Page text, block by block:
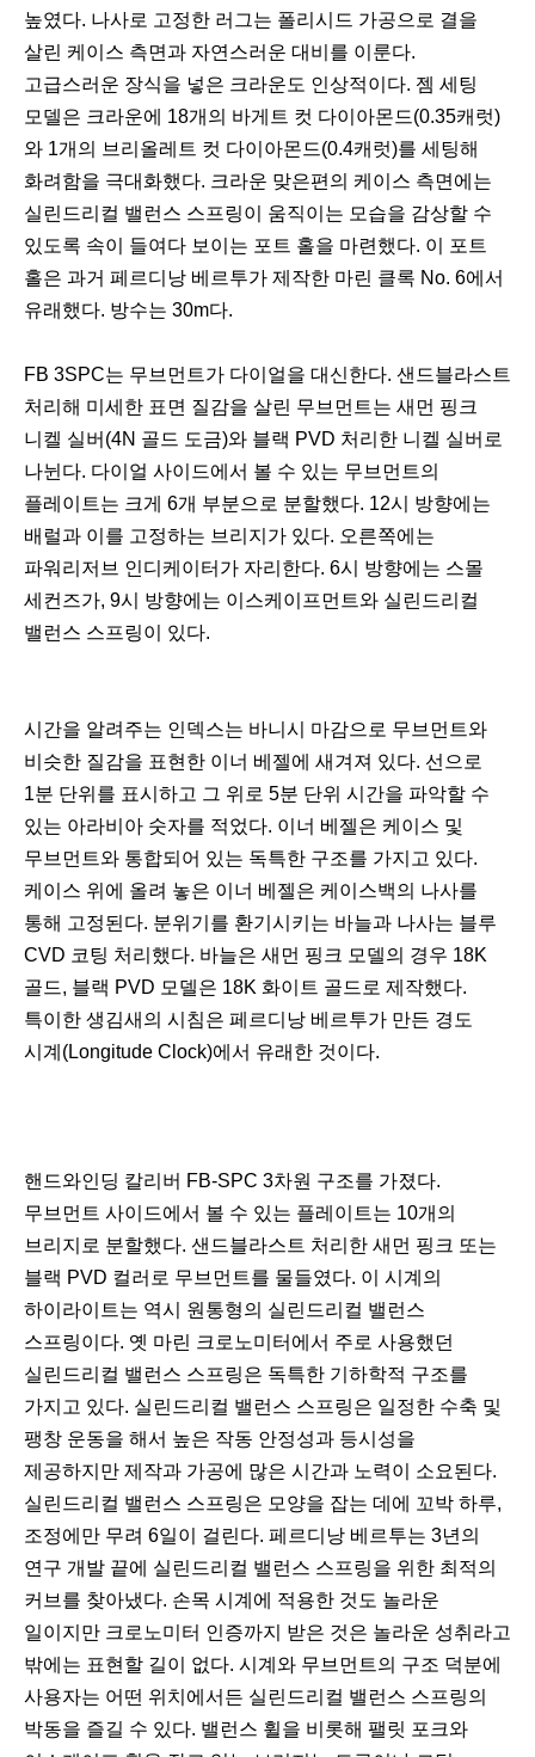
높였다. 나사로 고정한 러그는 폴리시드 가공으로 결을
살린 케이스 측면과 자연스러운 대비를 이룬다.
고급스러운 장식을 넣은 크라운도 인상적이다. 젬 세팅
모델은 크라운에 18개의 바게트 컷 다이아몬드(0.35캐럿)
와 1개의 브리올레트 컷 다이아몬드(0.4캐럿)를 세팅해
화려함을 극대화했다. 크라운 맞은편의 케이스 측면에는
실린드리컬 밸런스 스프링이 움직이는 모습을 감상할 수
있도록 속이 들여다 보이는 포트 홀을 마련했다. 이 포트
홀은 과거 페르디낭 베르투가 제작한 마린 클록 No. 6에서
유래했다. 방수는 30m다.
FB 3SPC는 무브먼트가 다이얼을 대신한다. 샌드블라스트
처리해 미세한 표면 질감을 살린 무브먼트는 새먼 핑크
니켈 실버(4N 골드 도금)와 블랙 PVD 처리한 니켈 실버로
나뉜다. 다이얼 사이드에서 볼 수 있는 무브먼트의
플레이트는 크게 6개 부분으로 분할했다. 12시 방향에는
배럴과 이를 고정하는 브리지가 있다. 오른쪽에는
파워리저브 인디케이터가 자리한다. 6시 방향에는 스몰
세컨즈가, 9시 방향에는 이스케이프먼트와 실린드리컬
밸런스 스프링이 있다.
시간을 알려주는 인덱스는 바니시 마감으로 무브먼트와
비슷한 질감을 표현한 이너 베젤에 새겨져 있다. 선으로
1분 단위를 표시하고 그 위로 5분 단위 시간을 파악할 수
있는 아라비아 숫자를 적었다. 이너 베젤은 케이스 및
무브먼트와 통합되어 있는 독특한 구조를 가지고 있다.
케이스 위에 올려 놓은 이너 베젤은 케이스백의 나사를
통해 고정된다. 분위기를 환기시키는 바늘과 나사는 블루
CVD 코팅 처리했다. 바늘은 새먼 핑크 모델의 경우 18K
골드, 블랙 PVD 모델은 18K 화이트 골드로 제작했다.
특이한 생김새의 시침은 페르디낭 베르투가 만든 경도
시계(Longitude Clock)에서 유래한 것이다.
핸드와인딩 칼리버 FB-SPC 3차원 구조를 가졌다.
무브먼트 사이드에서 볼 수 있는 플레이트는 10개의
브리지로 분할했다. 샌드블라스트 처리한 새먼 핑크 또는
블랙 PVD 컬러로 무브먼트를 물들였다. 이 시계의
하이라이트는 역시 원통형의 실린드리컬 밸런스
스프링이다. 옛 마린 크로노미터에서 주로 사용했던
실린드리컬 밸런스 스프링은 독특한 기하학적 구조를
가지고 있다. 실린드리컬 밸런스 스프링은 일정한 수축 및
팽창 운동을 해서 높은 작동 안정성과 등시성을
제공하지만 제작과 가공에 많은 시간과 노력이 소요된다.
실린드리컬 밸런스 스프링은 모양을 잡는 데에 꼬박 하루,
조정에만 무려 6일이 걸린다. 페르디낭 베르투는 3년의
연구 개발 끝에 실린드리컬 밸런스 스프링을 위한 최적의
커브를 찾아냈다. 손목 시계에 적용한 것도 놀라운
일이지만 크로노미터 인증까지 받은 것은 놀라운 성취라고
밖에는 표현할 길이 없다. 시계와 무브먼트의 구조 덕분에
사용자는 어떤 위치에서든 실린드리컬 밸런스 스프링의
박동을 즐길 수 있다. 밸런스 휠을 비롯해 팰릿 포크와